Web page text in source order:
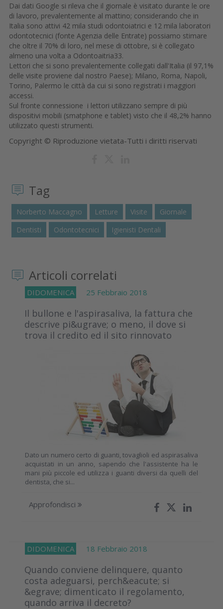
Dai dati Google si rileva che il giornale è visitato durante le ore
di lavoro, prevalentemente al mattino; considerando che in
Italia sono attivi 42 mila studi odontoiatrici e 12 mila laboratori
odontotecnici (fonte Agenzia delle Entrate) possiamo stimare
che oltre il 70% di loro, nel mese di ottobre, si è collegato
almeno una volta a Odontoaitria33.
Lettori che si sono prevalentemente collegati dall'Italia (il 97,1%
delle visite proviene dal nostro Paese); Milano, Roma, Napoli,
Torino, Palermo le città da cui si sono registrati i maggiori
accessi.
Sul fronte connessione i lettori utilizzano sempre di più
dispositivi mobili (smatphone e tablet) visto che il 48,2% hanno
utilizzato questi strumenti.
Copyright © Riproduzione vietata-Tutti i diritti riservati
Tag
Norberto Maccagno Letture Visite
Giornale
Dentisti
Odontotecnici Igienisti Dentali
Articoli correlati
DIDOMENICA 25 Febbraio 2018
Il bullone e l'aspirasaliva, la fattura che
descrive pi&ugrave; o meno, il dove si
trova il credito ed il sito rinnovato
Dato un numero certo di guanti, tovaglioli ed aspirasaliva
acquistati in un anno, sapendo che l'assistente ha le
mani più piccole ed utilizza i guanti diversi da quelli del
dentista, che si...
Approfondisci
DIDOMENICA 18 Febbraio 2018
Quando conviene delinquere, quanto
costa adeguarsi, perch&eacute; si
&egrave; dimenticato il regolamento,
quando arriva il decreto?